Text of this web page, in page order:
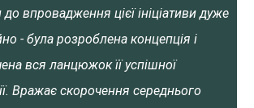
до впровадження цієї ініціативи дуже
- була розроблена концепція і
вся ланцюжок її успішної
Вражає скорочення середнього